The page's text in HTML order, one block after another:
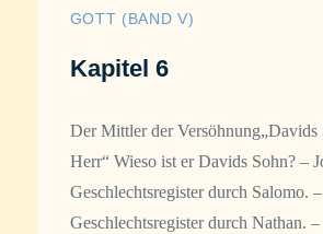
GOTT (BAND V)
Kapitel 6
Der Mittler der Versöhnung„Davids
Herr“ Wieso ist er Davids Sohn? –
Geschlechtsregister durch Salomo.
Geschlechtsregister durch Nathan.